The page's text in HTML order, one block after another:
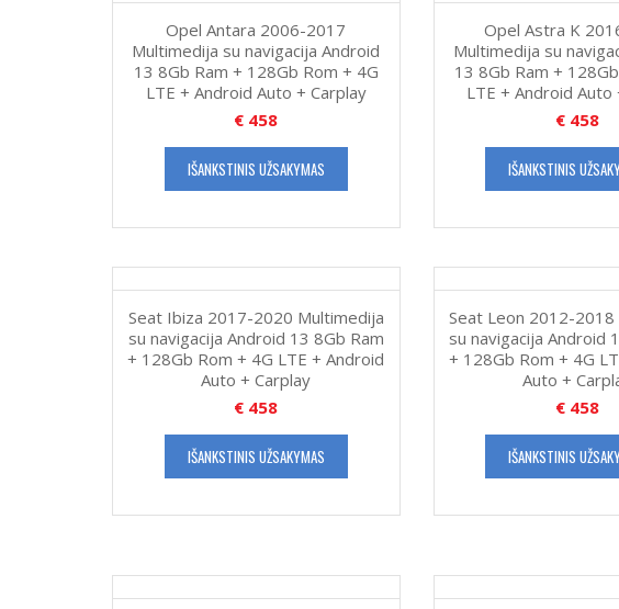
Opel Antara 2006-2017
Multimedija su navigacija Android
13 8Gb Ram + 128Gb Rom + 4G
LTE + Android Auto + Carplay
€ 458
IŠANKSTINIS UŽSAKYMAS
Opel Astra K
Multimedija su
13 8Gb Ram +
LTE + Android Auto
€458
IŠANKSTINIS
Seat Ibiza 2017-2020 Multimedija
su navigacija Android 13 8Gb Ram
+ 128Gb Rom + 4G LTE + Android
Auto + Carplay
€ 458
IŠANKSTINIS UŽSAKYMAS
Seat Leon 2012-2018
su navigacija Android
+ 128Gb Rom + 4G
Auto +
€458
IŠANKSTINIS